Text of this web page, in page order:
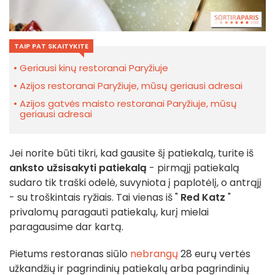
TAIP PAT SKAITYKITE
Geriausi kinų restoranai Paryžiuje
Azijos restoranai Paryžiuje, mūsų geriausi adresai
Azijos gatvės maisto restoranai Paryžiuje, mūsų
geriausi adresai
Jei norite būti tikri, kad gausite šį patiekalą, turite iš
anksto užsisakyti patiekalą - pirmąjį patiekalą
sudaro tik traški odelė, suvyniota į paplotėlį, o antrąjį
- su troškintais ryžiais. Tai vienas iš " Red Katz "
privalomų paragauti patiekalų, kurį mielai
paragausime dar kartą.
Pietums restoranas siūlo nebrangų 28 eurų vertės
užkandžių ir pagrindinių patiekalų arba pagrindinių